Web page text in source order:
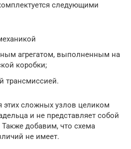
следующими
агрегатом, выполненным на
коробки;
трансмиссией.
этих сложных узлов целиком
и не представляет собой
добавим, что схема
не имеет.